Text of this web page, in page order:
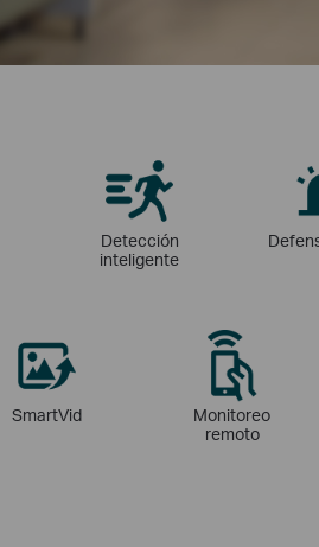
Detección
inteligente
SmartVid
Monitoreo
remoto